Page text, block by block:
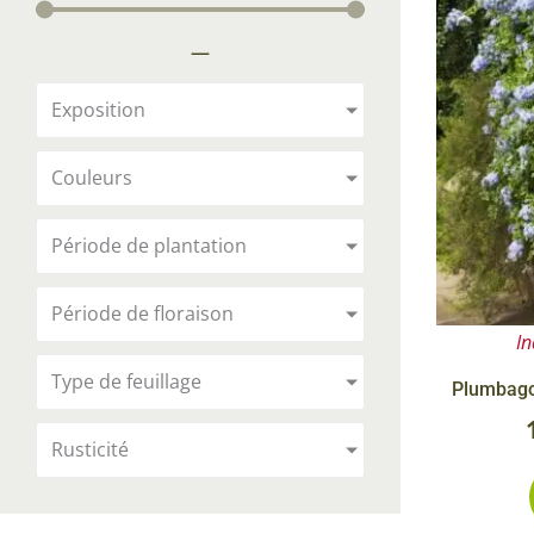
Arbustes de terre de bruyère
Plantes Grimpantes
Plantes méditerranéennes et exotiques
Rosiers
Plantes
Plantes
Plantes
Plantes
Plantes
Plantes
Plantes
Lavande
—
Exposition
Couleurs
Période de plantation
Période de floraison
Type de feuillage
Rusticité